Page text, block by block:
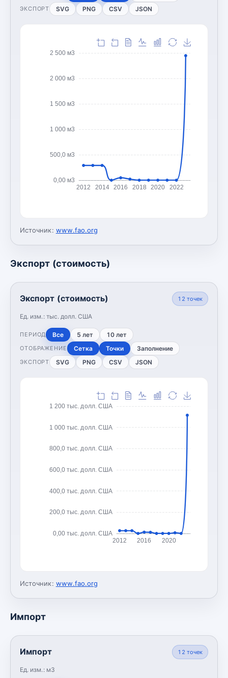
ЭКСПОРТ SVG PNG CSV JSON
0,00 м3
500,0 м3
1 000 м3
1 500 м3
2 000 м3
2 500 м3
2012 2014 2016 2018 2020 2022
Источник: www.fao.org
Экспорт (стоимость)
Экспорт (стоимость)
Ед. изм.: тыс. долл. США
12 точек
ПЕРИОД Все 5 лет 10 лет
ОТОБРАЖЕНИЕ Сетка Точки Заполнение
ЭКСПОРТ SVG PNG CSV JSON
0,00 тыс. долл. США
200,0 тыс. долл. США
400,0 тыс. долл. США
600,0 тыс. долл. США
800,0 тыс. долл. США
1 000 тыс. долл. США
1 200 тыс. долл. США
2012 2016 2020
Источник: www.fao.org
Импорт
Импорт
Ед. изм.: м3
12 точек